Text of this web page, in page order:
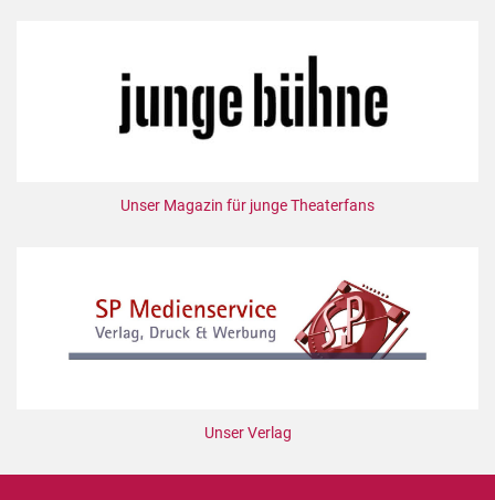
Unser Magazin für junge Theaterfans
Unser Verlag